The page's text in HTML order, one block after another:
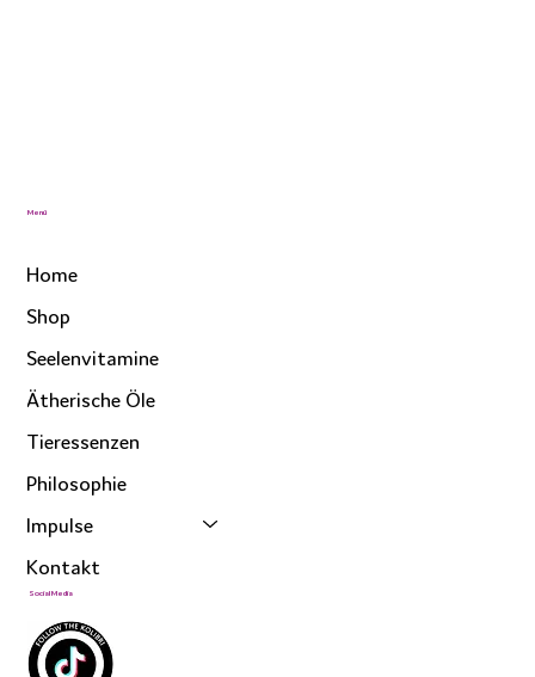
Menü
Home
Shop
Seelenvitamine
Ätherische Öle
Tieressenzen
Philosophie
Impulse
Kontakt
Social Media